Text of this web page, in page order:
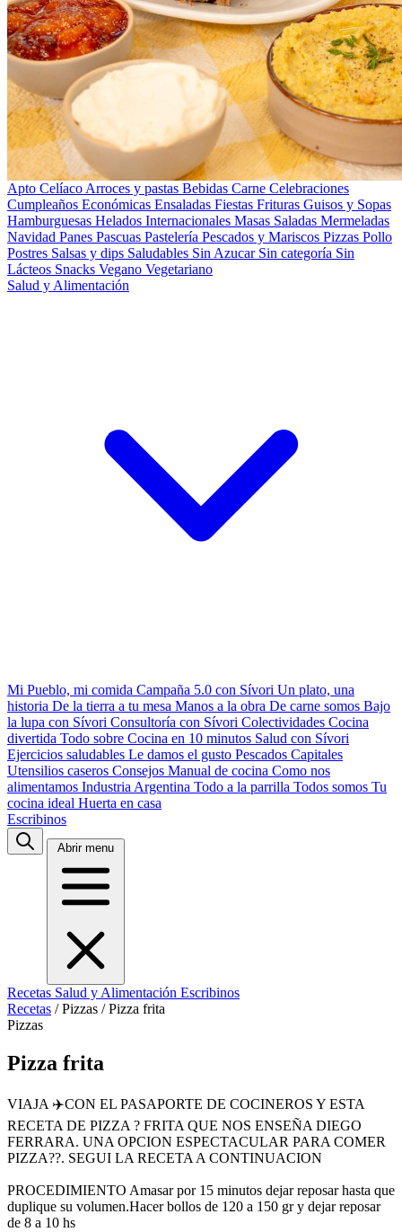
Apto Celíaco Arroces y pastas Bebidas Carne Celebraciones
Cumpleaños Económicas Ensaladas Fiestas Frituras Guisos y Sopas
Hamburguesas Helados Internacionales Masas Saladas Mermeladas
Navidad Panes Pascuas Pastelería Pescados y Mariscos Pizzas Pollo
Postres Salsas y dips Saludables Sin Azucar Sin categoría Sin
Lácteos Snacks Vegano Vegetariano
Salud y Alimentación
Mi Pueblo, mi comida Campaña 5.0 con Sívori Un plato, una
historia De la tierra a tu mesa Manos a la obra De carne somos Bajo
la lupa con Sívori Consultoría con Sívori Colectividades Cocina
divertida Todo sobre Cocina en 10 minutos Salud con Sívori
Ejercicios saludables Le damos el gusto Pescados Capitales
Utensilios caseros Consejos Manual de cocina Como nos
alimentamos Industria Argentina Todo a la parrilla Todos somos Tu
cocina ideal Huerta en casa
Escribinos
Abrir menu
Recetas Salud y Alimentación Escribinos
Recetas / Pizzas / Pizza frita
Pizzas
Pizza frita
VIAJA ✈️CON EL PASAPORTE DE COCINEROS Y ESTA
RECETA DE PIZZA ? FRITA QUE NOS ENSEÑA DIEGO
FERRARA. UNA OPCION ESPECTACULAR PARA COMER
PIZZA??. SEGUI LA RECETA A CONTINUACION
PROCEDIMIENTO Amasar por 15 minutos dejar reposar hasta que
duplique su volumen.Hacer bollos de 120 a 150 gr y dejar reposar
de 8 a 10 hs